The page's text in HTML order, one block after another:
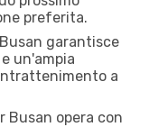
preferita.
garantisce
un'ampia
a
Busan opera con